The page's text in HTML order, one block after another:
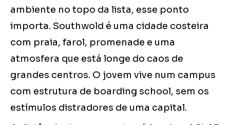
ambiente no topo da lista, esse ponto
importa. Southwold é uma cidade costeira
com praia, farol, promenade e uma
atmosfera que está longe do caos de
grandes centros. O jovem vive num campus
com estrutura de boarding school, sem os
estímulos distradores de uma capital.